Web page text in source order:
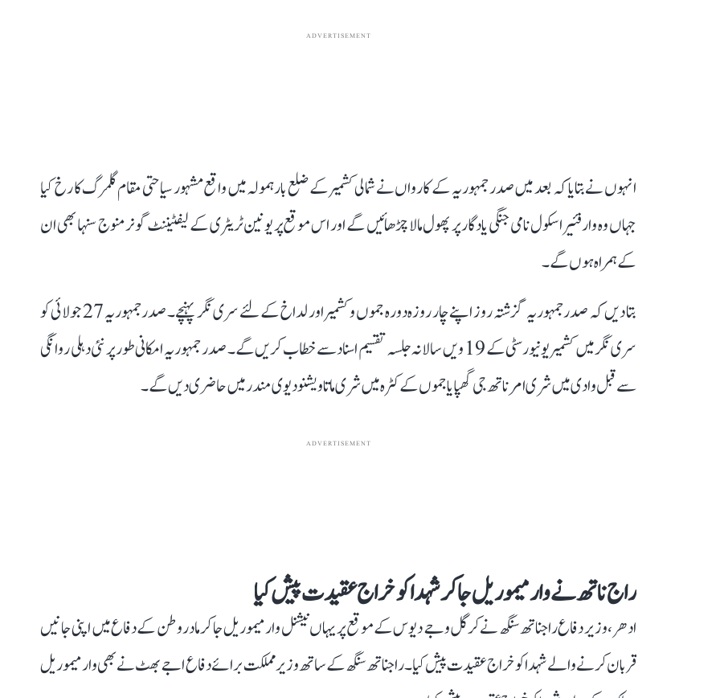
ADVERTISEMENT
انہوں نے بتایا کہ بعد میں صدر جمہوریہ کے کارواں نے شمالی کشمیر کے ضلع بارہمولہ میں واقع مشہور سیاحتی مقام گلمرگ کا رخ کیا
جہاں وہ وار فئیر اسکول نامی جنگی یادگار پر پھول مالا چڑھائیں گے اور اس موقع پر یونین ٹریٹری کے لیفٹیننٹ گونر منوج سنہا بھی ان
کے ہمراہ ہوں گے۔
بتا دیں کہ صدر جمہوریہ گزشتہ روز اپنے چار روزہ دورہ جموں و کشمیر اور لداخ کے لئے سری نگر پہنچے۔ صدر جمہوریہ 27 جولائی کو
سری نگر میں کشمیر یونیورسٹی کے 19 ویں سالانہ جلسہ تقسیم اسناد سے خطاب کریں گے۔ صدر جمہوریہ امکانی طور پر نئی دہلی روانگی
سے قبل وادی میں شری امرناتھ جی گھپا یا جموں کے کٹرہ میں شری ماتا ویشنو دیوی مندر میں حاضری دیں گے۔
ADVERTISEMENT
راج ناتھ نے وار میموریل جا کر شہدا کو خراج عقیدت پیش کیا
ادھر، وزیر دفاع راجناتھ سنگھ نے کرگل وجے دیوس کے موقع پر یہاں نیشنل وار میموریل جا کر مادر وطن کے دفاع میں اپنی جانیں
قربان کرنے والے شہدا کو خراج عقیدت پیش کیا۔ راجناتھ سنگھ کے ساتھ وزیر مملکت برائے دفاع اجے بھٹ نے بھی وار میموریل